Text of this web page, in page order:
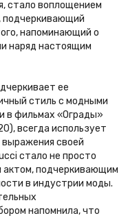
стало воплощением
подчеркивающий
напоминающий о
наряд настоящим
ее
стиль с модными
в фильмах «Ограды»
всегда использует
своей
стало не просто
актом, подчеркивающим
в индустрии моды.
напомнила, что